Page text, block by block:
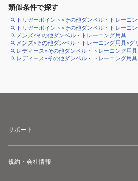
類似条件で探す
トリガーポイント×その他ダンベル・トレーニ
トリガーポイント×その他ダンベル・トレーニ
メンズ×その他ダンベル・トレーニング用具
メンズ×その他ダンベル・トレーニング用具×グ
レディース×その他ダンベル・トレーニング用具
レディース×その他ダンベル・トレーニング用
サポート
規約・会社情報